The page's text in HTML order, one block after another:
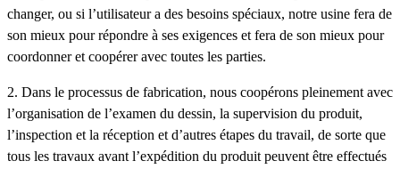
changer, ou si l’utilisateur a des besoins spéciaux, notre usine fera de
son mieux pour répondre à ses exigences et fera de son mieux pour
coordonner et coopérer avec toutes les parties.
2. Dans le processus de fabrication, nous coopérons pleinement avec
l’organisation de l’examen du dessin, la supervision du produit,
l’inspection et la réception et d’autres étapes du travail, de sorte que
tous les travaux avant l’expédition du produit peuvent être effectués